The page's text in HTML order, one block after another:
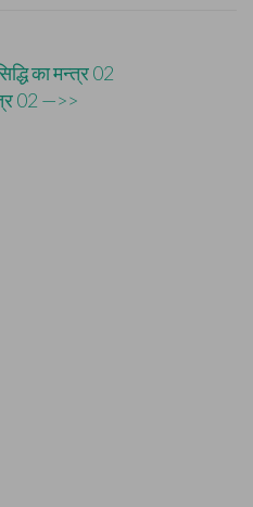
का मन्त्र 02
02 —>>